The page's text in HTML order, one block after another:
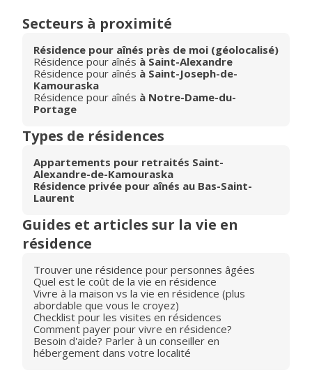
Secteurs à proximité
Résidence pour aînés près de moi (géolocalisé)
Résidence pour aînés à Saint-Alexandre
Résidence pour aînés à Saint-Joseph-de-
Kamouraska
Résidence pour aînés à Notre-Dame-du-
Portage
Types de résidences
Appartements pour retraités Saint-
Alexandre-de-Kamouraska
Résidence privée pour aînés au Bas-Saint-
Laurent
Guides et articles sur la vie en
résidence
Trouver une résidence pour personnes âgées
Quel est le coût de la vie en résidence
Vivre à la maison vs la vie en résidence (plus
abordable que vous le croyez)
Checklist pour les visites en résidences
Comment payer pour vivre en résidence?
Besoin d'aide? Parler à un conseiller en
hébergement dans votre localité